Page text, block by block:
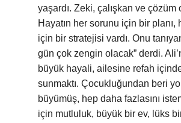
yaşardı. Zeki, çalışkan ve çözüm
Hayatın her sorunu için bir planı,
için bir stratejisi vardı. Onu
gün çok zengin olacak” derdi.
büyük hayali, ailesine refah
sunmaktı. Çocukluğundan beri
büyümüş, hep daha fazlasını
için mutluluk, büyük bir ev, lüks